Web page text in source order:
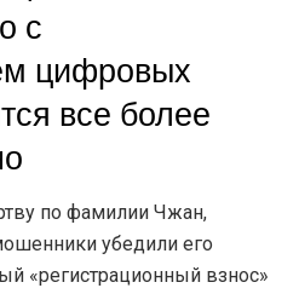
с
цифровых
все более
по фамилии Чжан,
убедили его
«регистрационный взнос»